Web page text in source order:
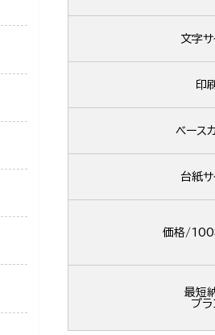
文字サ
印刷
ベース
台紙サ
価格/100
最短
プラ